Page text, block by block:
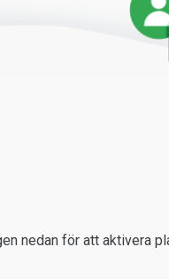
nedan för att aktivera